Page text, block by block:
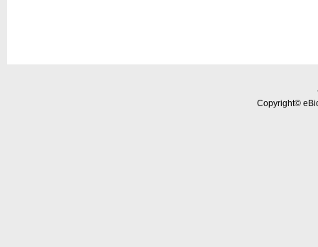
Copyright©